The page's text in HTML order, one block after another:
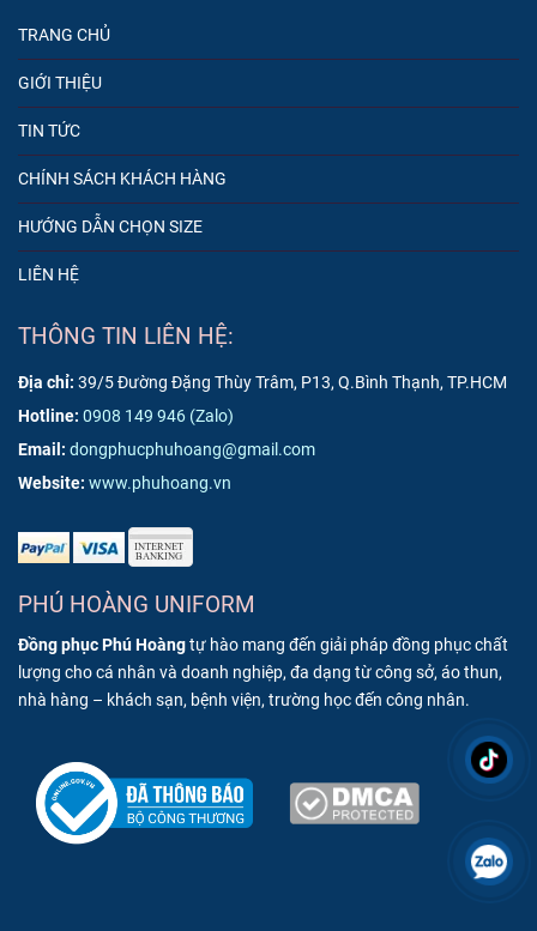
TRANG CHỦ
GIỚI THIỆU
TIN TỨC
CHÍNH SÁCH KHÁCH HÀNG
HƯỚNG DẪN CHỌN SIZE
LIÊN HỆ
THÔNG TIN LIÊN HỆ:
Địa chỉ: 39/5 Đường Đặng Thùy Trâm, P13, Q.Bình Thạnh, TP.HCM
Hotline: 0908 149 946 (Zalo)
Email: dongphucphuhoang@gmail.com
Website: www.phuhoang.vn
PHÚ HOÀNG UNIFORM
Đồng phục Phú Hoàngtự hào mang đến giải pháp đồng phục chất
lượng cho cá nhân và doanh nghiệp, đa dạng từ công sở, áo thun,
nhà hàng – khách sạn, bệnh viện, trường học đến công nhân.